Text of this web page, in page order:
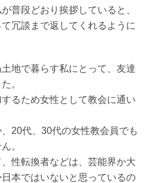
普段どおり挨拶していると、
冗談まで返してくれるように
地で暮らす私にとって、友達
。
るため女性として教会に通い
20代、30代の女性教会員でも
。
性転換者などは、芸能界か大
本ではいないと思っているの